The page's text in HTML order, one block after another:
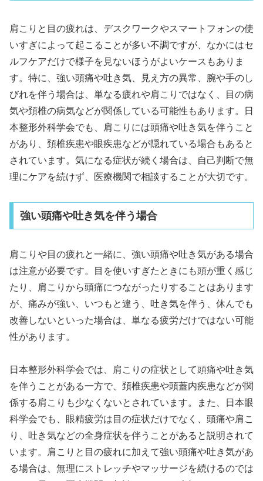
肩こりと目の疲れは、デスクワークやスマートフォンの使
いすぎによって起こることが多い不調ですが、なかにはセ
ルフケアだけで様子を見ないほうがよいケースもありま
す。特に、強い頭痛や吐き気、見え方の異常、腕や手のし
びれを伴う場合は、単なる疲れや肩こりではなく、目の病
気や頚椎の病気などが関係している可能性もあります。日
本整形外科学会でも、肩こりには頭痛や吐き気を伴うこと
があり、頚椎疾患や眼疾患などが隠れている場合もあると
されています。気になる症状が続く場合は、自己判断で無
理にケアを続けず、医療機関で相談することが大切です。
強い頭痛や吐き気を伴う場合
肩こりや目の疲れと一緒に、強い頭痛や吐き気がある場合
は注意が必要です。目を使いすぎたときにも頭が重く感じ
たり、肩こりから頭痛につながったりすることはあります
が、痛みが強い、いつもと違う、吐き気を伴う、休んでも
改善しないといった場合は、単なる疲労だけではない可能
性があります。
日本整形外科学会では、肩こりの症状として頭痛や吐き気
を伴うことがある一方で、頚椎疾患や頭蓋内疾患などが関
係する肩こりも少なくないとされています。また、日本眼
科学会でも、眼精疲労は目の症状だけでなく、頭痛や肩こ
り、吐き気などの全身症状を伴うことがあると説明されて
います。肩こりと目の疲れに加えて強い頭痛や吐き気があ
る場合は、無理にストレッチやマッサージを続けるのでは